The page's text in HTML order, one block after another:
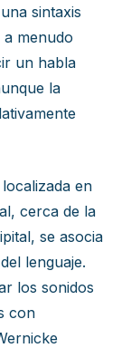
sintaxis
a menudo
un habla
la
en
cerca de la
se asocia
lenguaje.
los sonidos
con